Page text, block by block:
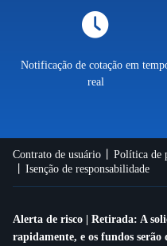
Notificação de cotação em
real
Contrato de usuário
Política de
Isenção de responsabilidade
Alerta de risco | Retirada: A
rapidamente, e os fundos serão